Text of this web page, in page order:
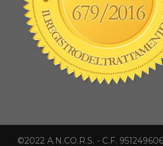
©2022 A.N.CO.R.S. - C.F.